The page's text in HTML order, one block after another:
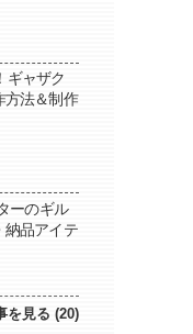
ギャザク
方法＆制作
ーのギル
納品アイテ
を見る (20)